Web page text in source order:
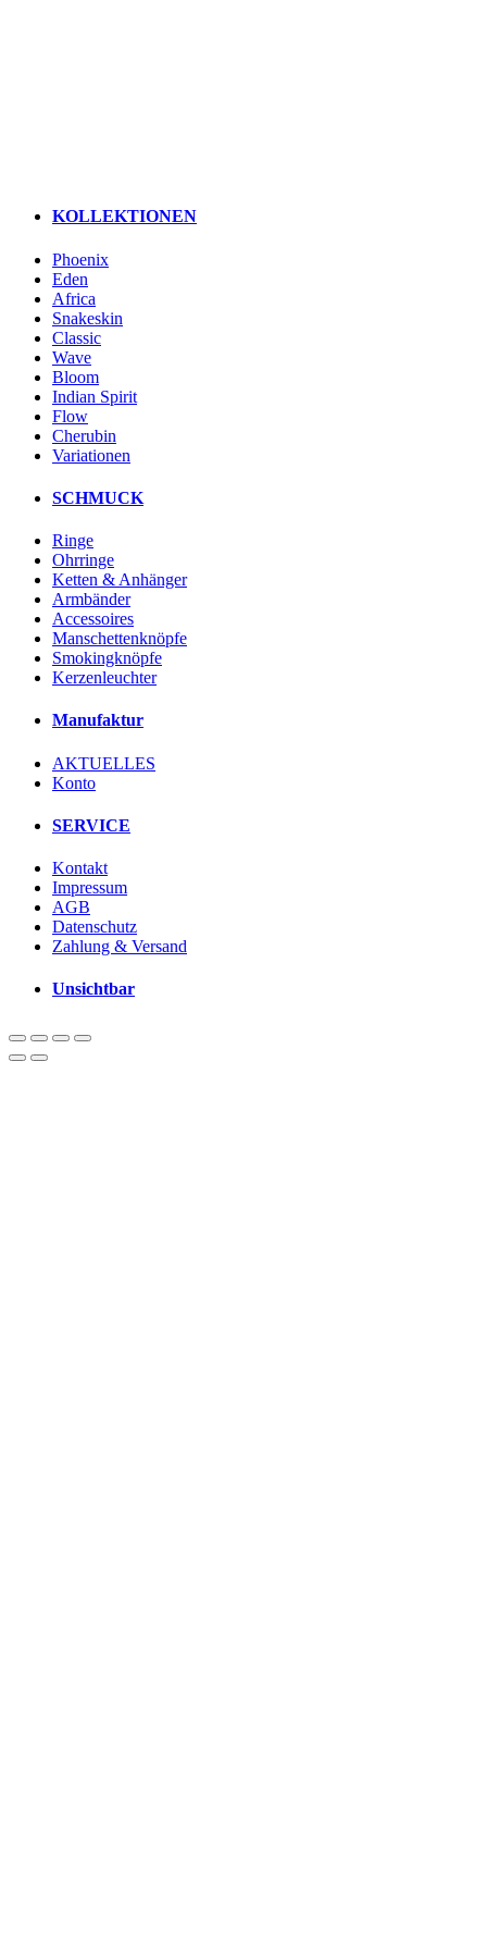
KOLLEKTIONEN
Phoenix
Eden
Africa
Snakeskin
Classic
Wave
Bloom
Indian Spirit
Flow
Cherubin
Variationen
SCHMUCK
Ringe
Ohrringe
Ketten & Anhänger
Armbänder
Accessoires
Manschettenknöpfe
Smokingknöpfe
Kerzenleuchter
Manufaktur
AKTUELLES
Konto
SERVICE
Kontakt
Impressum
AGB
Datenschutz
Zahlung & Versand
Unsichtbar